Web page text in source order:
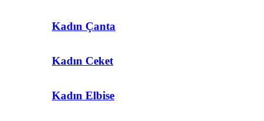
Kadın Çanta
Kadın Ceket
Kadın Elbise